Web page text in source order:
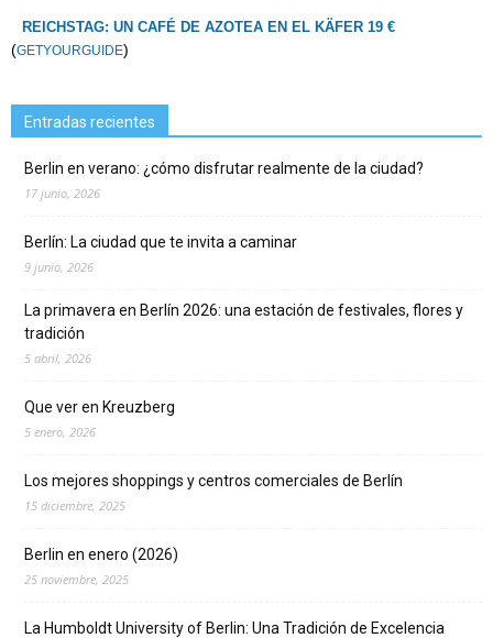
REICHSTAG: UN CAFÉ DE AZOTEA EN EL KÄFER 19 €
(GETYOURGUIDE)
Entradas recientes
Berlin en verano: ¿cómo disfrutar realmente de la ciudad?
17 junio, 2026
Berlín: La ciudad que te invita a caminar
9 junio, 2026
La primavera en Berlín 2026: una estación de festivales, flores y
tradición
5 abril, 2026
Que ver en Kreuzberg
5 enero, 2026
Los mejores shoppings y centros comerciales de Berlín
15 diciembre, 2025
Berlin en enero (2026)
25 noviembre, 2025
La Humboldt University of Berlin: Una Tradición de Excelencia